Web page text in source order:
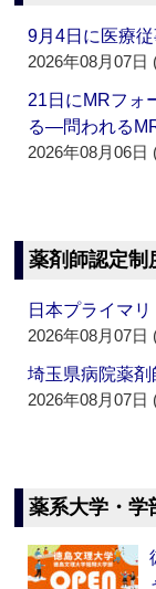
9月4日に医療
2026年08月07日
21日にMRフォ
る―問われる
2026年08月06日
薬剤師認定制
日本プライマ
2026年08月07日
埼玉県病院薬
2026年08月07日
薬系大学・学